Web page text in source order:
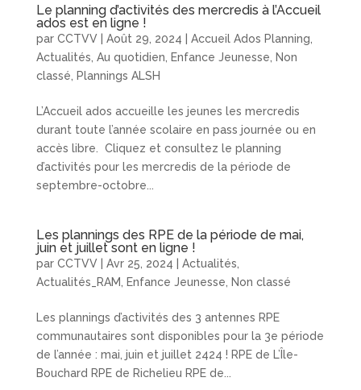
Le planning d’activités des mercredis à l’Accueil
ados est en ligne !
par CCTVV| Août 29, 2024 Accueil Ados Planning
Actualités Au quotidien Enfance Jeunesse
Non
classé
Plannings ALSH
L’Accueil ados accueille les jeunes les mercredis
durant toute l’année scolaire en pass journée ou en
accès libre. Cliquez et consultez le planning
d’activités pour les mercredis de la période de
septembre-octobre...
Les plannings des RPE de la période de mai,
juin et juillet sont en ligne !
par CCTVV| Avr 25, 2024 Actualités
Actualités_RAM
Enfance Jeunesse Non classé
Les plannings d’activités des 3 antennes RPE
communautaires sont disponibles pour la 3e période
de l’année : mai, juin et juillet 2424 ! RPE de L’Île-
Bouchard RPE de Richelieu RPE de...